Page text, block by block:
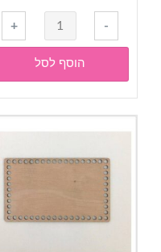
-
כמות
של
תחתית
עץ
לסריגה
-
טבעי-
40*20
+
הוסף לסל